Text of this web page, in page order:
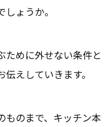
ょうか。
ために外せない条件と
えしていきます。
ものまで、キッチン本